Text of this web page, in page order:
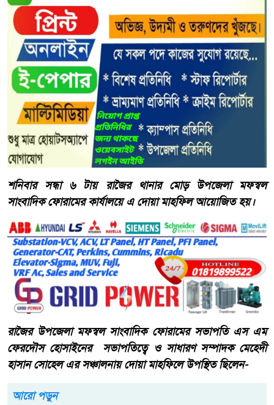
শনিবার সন্ধা ৬ টায় রাজৈর থানার মোড় উপজেলা মফস্বল
সাংবাদিক ফোরামের কার্যালয়ে এ দোয়া মাহফিল আয়োজিত হয়।
রাজৈর উপজেলা মফস্বল সাংবাদিক ফোরামের সভাপতি এস এম
ফেরদৌস হোসাইনের সভাপতিত্বে ও সাধারণ সম্পাদক মেহেদী
হাসান সোহেল এর সঞ্চালনায় দোয়া মাহফিলে উপস্থিত ছিলেন-
আরো পড়ুন